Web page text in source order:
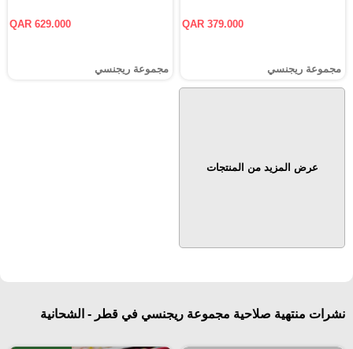
QAR 379.000
مجموعة ريجنسي
QAR 629.000
مجموعة ريجنسي
عرض المزيد من المنتجات
نشرات منتهية صلاحية مجموعة ريجنسي في قطر - الشحانية